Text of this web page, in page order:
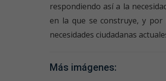
respondiendo así a la
en la que se construye, y
necesidades ciudadanas
Más imágenes: